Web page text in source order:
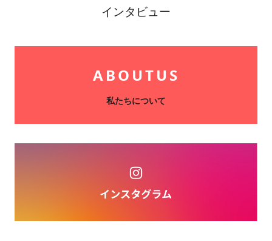
インタビュー
ABOUTUS
私たちについて